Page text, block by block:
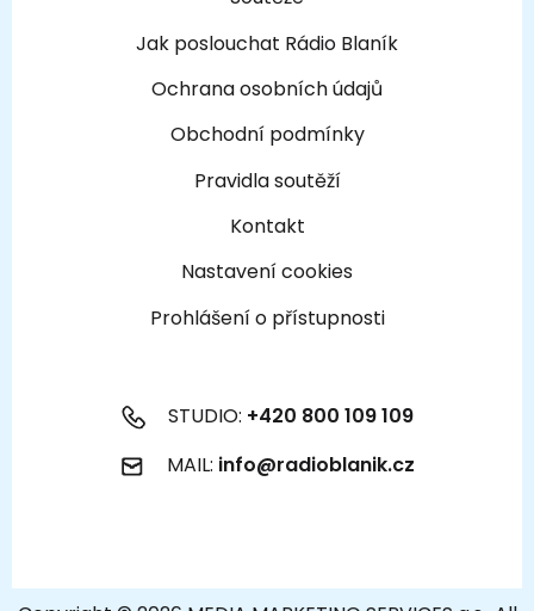
Jak poslouchat Rádio Blaník
Ochrana osobních údajů
Obchodní podmínky
Pravidla soutěží
Kontakt
Nastavení cookies
Prohlášení o přístupnosti
STUDIO: +420 800 109 109
MAIL: info@radioblanik.cz